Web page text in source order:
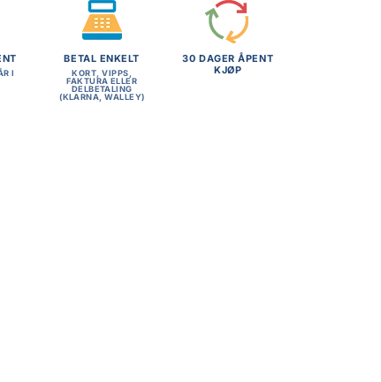
I
BETAL ENKELT
KORT, VIPPS,
FAKTURA ELLER
DELBETALING
(KLARNA, WALLEY)
30 DAGER ÅPENT
KJØP